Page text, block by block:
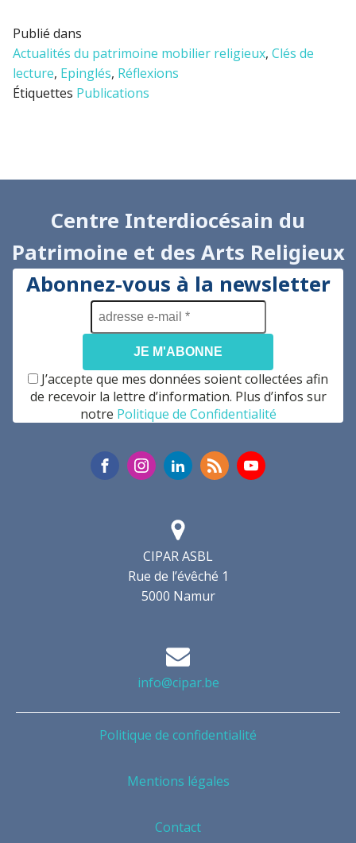
Publié dans
Actualités du patrimoine mobilier religieux, Clés de
lecture, Epinglés, Réflexions
Étiquettes Publications
Centre Interdiocésain du
Patrimoine et des Arts Religieux
CIPAR ASBL
Rue de l’évêché 1
5000 Namur
info@cipar.be
Politique de confidentialité
Mentions légales
Contact
Abonnez-vous à la newsletter
adresse
e-
mail
*
J’accepte que mes données soient collectées afin
de recevoir la lettre d’information. Plus d’infos sur
notre Politique de Confidentialité